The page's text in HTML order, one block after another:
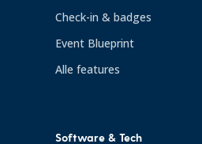
Check-in & badges
Event Blueprint
Alle features
Software & Tech